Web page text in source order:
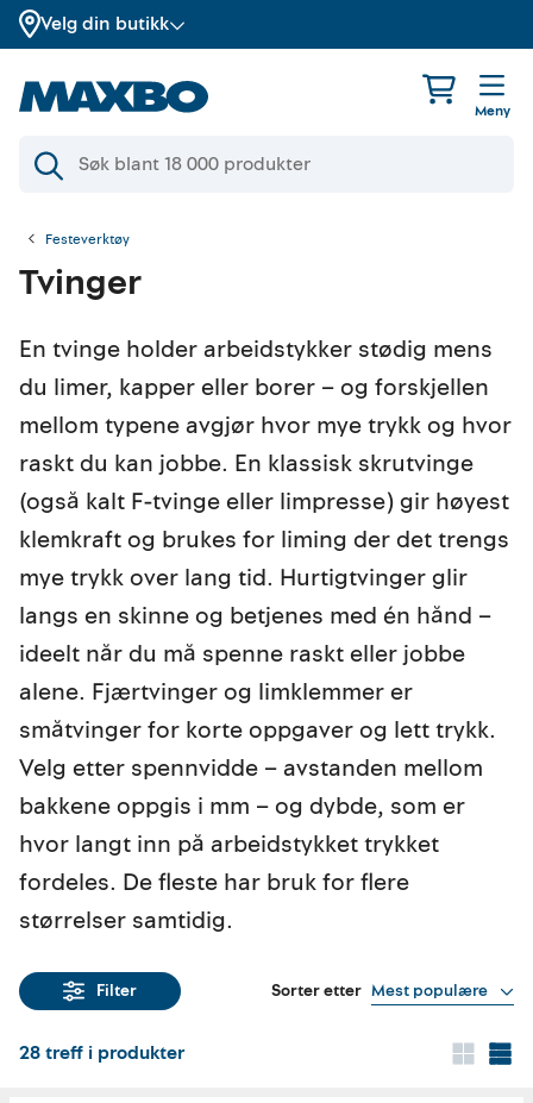
Velg din butikk
Meny
Festeverktøy
Tvinger
En tvinge holder arbeidstykker stødig mens
du limer, kapper eller borer – og forskjellen
mellom typene avgjør hvor mye trykk og hvor
raskt du kan jobbe. En klassisk skrutvinge
(også kalt F-tvinge eller limpresse) gir høyest
klemkraft og brukes for liming der det trengs
mye trykk over lang tid. Hurtigtvinger glir
langs en skinne og betjenes med én hånd –
ideelt når du må spenne raskt eller jobbe
alene. Fjærtvinger og limklemmer er
småtvinger for korte oppgaver og lett trykk.
Velg etter spennvidde – avstanden mellom
bakkene oppgis i mm – og dybde, som er
hvor langt inn på arbeidstykket trykket
fordeles. De fleste har bruk for flere
størrelser samtidig.
Filter Sorter etter Mest populære
28treff i produkter